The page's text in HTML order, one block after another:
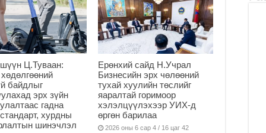
Ц.Туваан:
байдлыг
эрх зүйн
гадна
хурдны
шинэчлэл
Ерөнхий сайд Н.Учрал
Бизнесийн эрх чөлөөний
тухай хуулийн төслийг
яаралтай горимоор
хэлэлцүүлэхээр УИХ-д
өргөн барилаа
2026 оны 6 сар 4 / 16 цаг 42